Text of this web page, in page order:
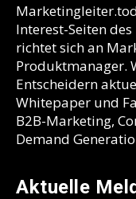
Interest-Seiten
richtet sich an
Produktmanager.
Entscheidern
Whitepaper und
B2B-Marketing,
Demand
Aktuelle